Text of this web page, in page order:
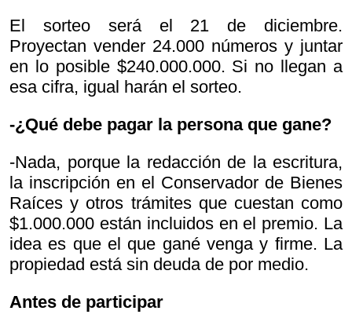
El sorteo será el 21 de diciembre.
Proyectan vender 24.000 números y juntar
en lo posible $240.000.000. Si no llegan a
esa cifra, igual harán el sorteo.
-¿Qué debe pagar la persona que gane?
-Nada, porque la redacción de la escritura,
la inscripción en el Conservador de Bienes
Raíces y otros trámites que cuestan como
$1.000.000 están incluidos en el premio. La
idea es que el que gané venga y firme. La
propiedad está sin deuda de por medio.
Antes de participar